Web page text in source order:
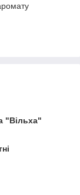
"Вільха"